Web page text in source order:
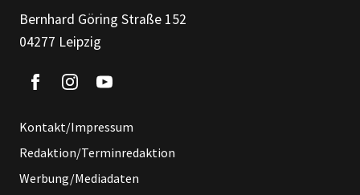
Bernhard Göring Straße 152
04277 Leipzig
Kontakt/Impressum
Redaktion/Terminredaktion
Werbung/Mediadaten